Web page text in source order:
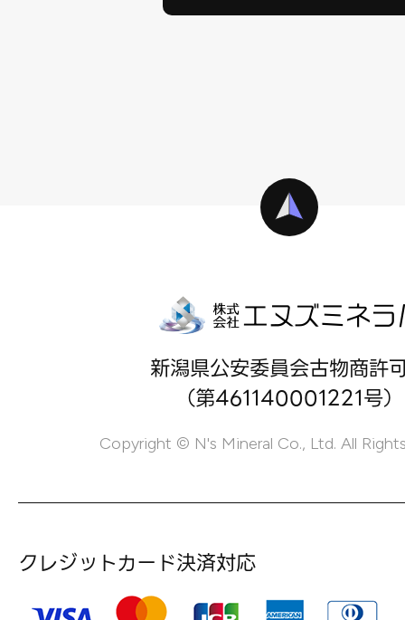
新潟県公安委員会古物商許
（第461140001221号）
Copyright © N's Mineral Co., Ltd. All
クレジットカード決済対応